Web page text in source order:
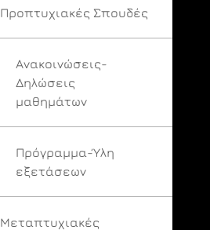
Προπτυχιακές Σπουδές
Ανακοινώσεις-
Δηλώσεις
μαθημάτων
Πρόγραμμα-Ύλη
εξετάσεων
Μεταπτυχιακές